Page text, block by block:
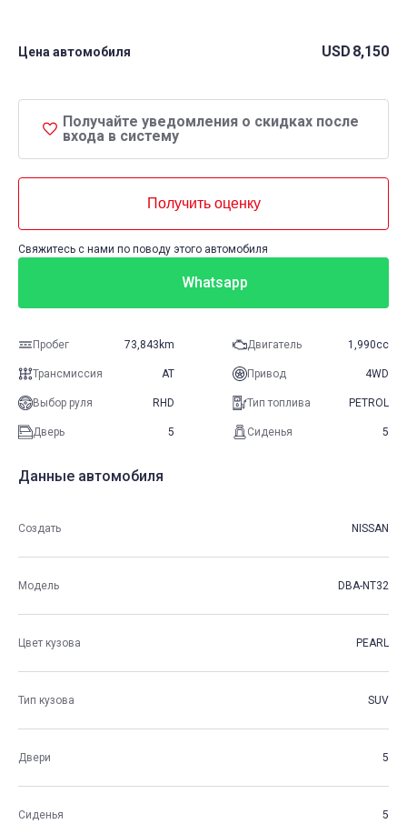
Цена автомобиля USD 8,150
Получайте уведомления о скидках после
входа в систему
Получить оценку
Свяжитесь с нами по поводу этого автомобиля
Whatsapp
Пробег 73,843km Двигатель 1,990cc
Трансмиссия AT Привод 4WD
Выбор руля RHD Тип топлива PETROL
Дверь 5 Сиденья 5
Данные автомобиля
Создать NISSAN
Модель DBA-NT32
Цвет кузова PEARL
Тип кузова SUV
Двери 5
Сиденья 5